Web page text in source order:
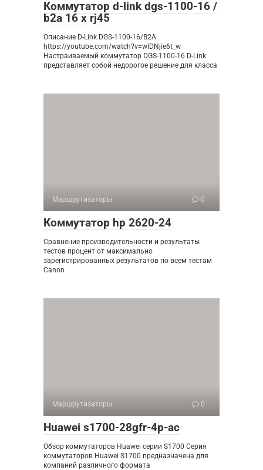
Коммутатор d-link dgs-1100-16 /
b2a 16 x rj45
Описание D-Link DGS-1100-16/B2A
https://youtube.com/watch?v=wIDNjie6t_w
Настраиваемый коммутатор DGS-1100-16 D-Link
представляет собой недорогое решение для класса
Маршрутизаторы 0
Коммутатор hp 2620-24
Сравнение производительности и результаты
тестов процент от максимально
зарегистрированных результатов по всем тестам
Canon
Маршрутизаторы 0
Huawei s1700-28gfr-4p-ac
Обзор коммутаторов Huawei серии S1700 Серия
коммутаторов Huawei S1700 предназначена для
компаний различного формата